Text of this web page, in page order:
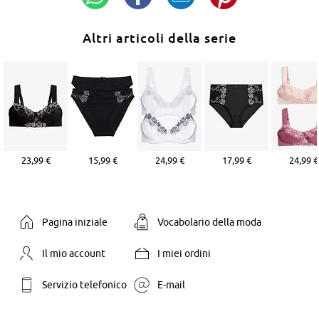
Altri articoli della serie
23,99 € 15,99 € 24,99 € 17,99 € 24,99 €
Pagina iniziale Vocabolario della moda
Il mio account I miei ordini
Servizio telefonico E-mail